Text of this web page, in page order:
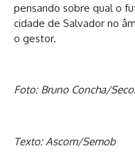
pensando sobre qual o
cidade de Salvador no
o gestor.
Foto: Bruno Concha/
Texto: Ascom/Semob